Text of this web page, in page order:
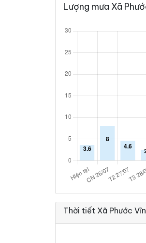
Lượng mưa Xã
Thời tiết Xã Phước